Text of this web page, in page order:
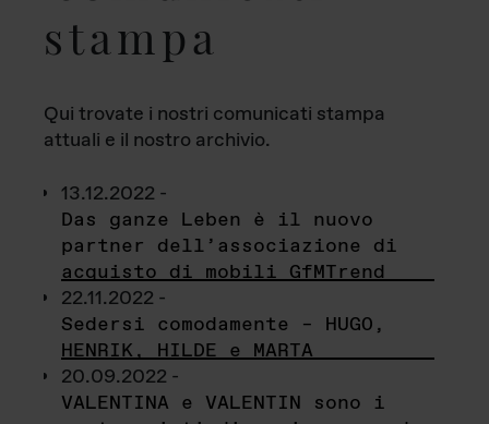
stampa
Qui trovate i nostri comunicati stampa
attuali e il nostro archivio.
13.12.2022 -
Das ganze Leben è il nuovo
partner dell’associazione di
acquisto di mobili GfMTrend
22.11.2022 -
Sedersi comodamente – HUGO,
HENRIK, HILDE e MARTA
20.09.2022 -
VALENTINA e VALENTIN sono i